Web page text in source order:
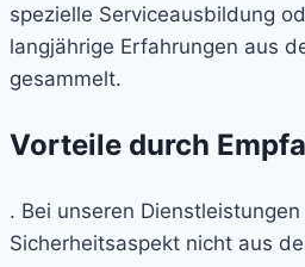
spezielle Serviceausbildung
langjährige Erfahrungen aus
gesammelt.
Vorteile durch
. Bei unseren
Sicherheitsaspekt nicht aus